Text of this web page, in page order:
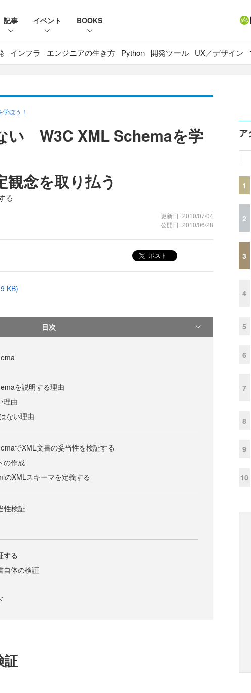
記事 イベント BOOKS
インフラ エンジニアの生き方 Python 開発ツール UX／デザイン
ぼう！
い W3C XML Schemaを学
念を取り払う
る
更新日: 2010/07/04
公開日: 2010/06/28
ポスト
KB)
目次
を説明する理由
理由
ない理由
でXML文書の妥当性を検証する
の作成
のXMLスキーマを定義する
性検証
する
自体の検証
証
ア
1
2
3
4
5
6
7
8
9
10